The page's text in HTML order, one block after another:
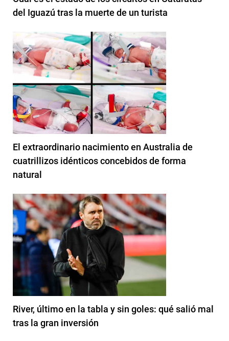
del Iguazú tras la muerte de un turista
El extraordinario nacimiento en Australia de
cuatrillizos idénticos concebidos de forma
natural
River, último en la tabla y sin goles: qué salió mal
tras la gran inversión